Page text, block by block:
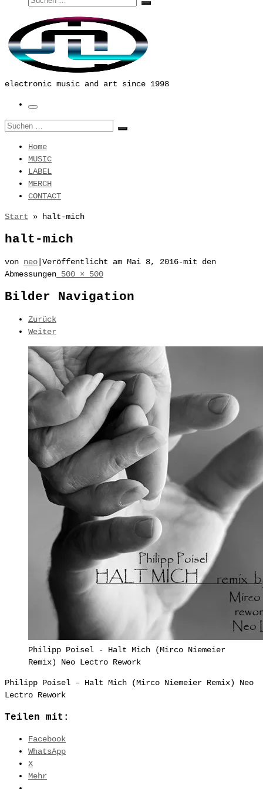
Suchen …
electronic music and art since 1998
Menü
Suche
Suchen …
Home
MUSIC
LABEL
MERCH
CONTACT
Start » halt-mich
halt-mich
von neo Veröffentlicht am Mai 8, 2016-mit den
Abmessungen 500 × 500
Bilder Navigation
Zurück
Weiter
Philipp Poisel - Halt Mich (Mirco Niemeier
Remix) Neo Lectro Rework
Philipp Poisel – Halt Mich (Mirco Niemeier Remix) Neo
Lectro Rework
Teilen mit:
Facebook
WhatsApp
X
Mehr